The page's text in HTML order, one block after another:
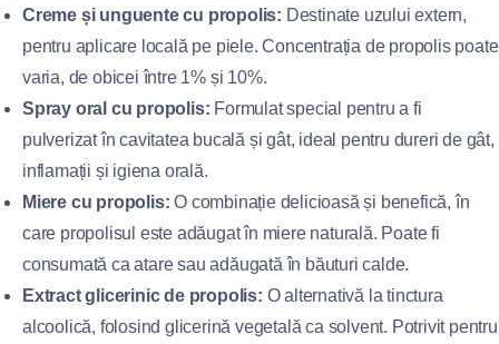
Creme și unguente cu propolis: Destinate uzului extern,
pentru aplicare locală pe piele. Concentrația de propolis poate
varia, de obicei între 1% și 10%.
Spray oral cu propolis: Formulat special pentru a fi
pulverizat în cavitatea bucală și gât, ideal pentru dureri de gât,
inflamații și igiena orală.
Miere cu propolis: O combinație delicioasă și benefică, în
care propolisul este adăugat în miere naturală. Poate fi
consumată ca atare sau adăugată în băuturi calde.
Extract glicerinic de propolis: O alternativă la tinctura
alcoolică, folosind glicerină vegetală ca solvent. Potrivit pentru